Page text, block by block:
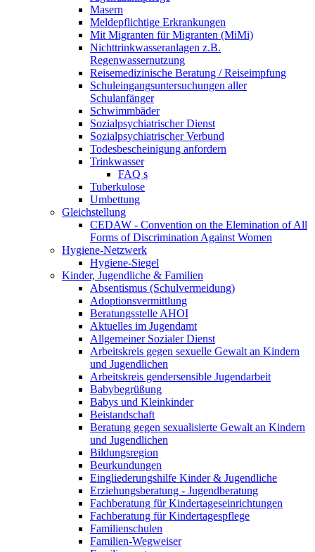
Masern
Meldepflichtige Erkrankungen
Mit Migranten für Migranten (MiMi)
Nichttrinkwasseranlagen z.B.
Regenwassernutzung
Reisemedizinische Beratung / Reiseimpfung
Schuleingangsuntersuchungen aller
Schulanfänger
Schwimmbäder
Sozialpsychiatrischer Dienst
Sozialpsychiatrischer Verbund
Todesbescheinigung anfordern
Trinkwasser
FAQ s
Tuberkulose
Umbettung
Gleichstellung
CEDAW - Convention on the Elemination of All
Forms of Discrimination Against Women
Hygiene-Netzwerk
Hygiene-Siegel
Kinder, Jugendliche & Familien
Absentismus (Schulvermeidung)
Adoptionsvermittlung
Beratungsstelle AHOI
Aktuelles im Jugendamt
Allgemeiner Sozialer Dienst
Arbeitskreis gegen sexuelle Gewalt an Kindern
und Jugendlichen
Arbeitskreis gendersensible Jugendarbeit
Babybegrüßung
Babys und Kleinkinder
Beistandschaft
Beratung gegen sexualisierte Gewalt an Kindern
und Jugendlichen
Bildungsregion
Beurkundungen
Eingliederungshilfe Kinder & Jugendliche
Erziehungsberatung - Jugendberatung
Fachberatung für Kindertageseinrichtungen
Fachberatung für Kindertagespflege
Familienschulen
Familien-Wegweiser